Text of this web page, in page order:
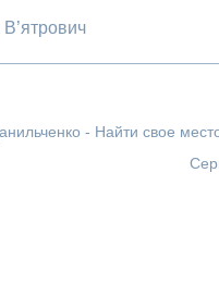
- Найти свое